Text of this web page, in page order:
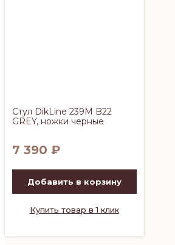
Стул DikLine 239M B22
GREY, ножки черные
7 390 ₽
Добавить в корзину
Купить товар в 1 клик